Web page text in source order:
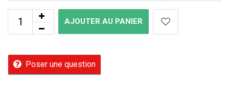
AJOUTER AU PANIER
Poser une question